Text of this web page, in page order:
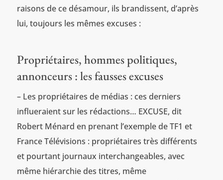
raisons de ce désamour, ils brandissent, d’après
lui, toujours les mêmes excuses :
Propriétaires, hommes politiques,
annonceurs : les fausses excuses
– Les propriétaires de médias : ces derniers
influeraient sur les rédactions… EXCUSE, dit
Robert Ménard en prenant l’exemple de TF1 et
France Télévisions : propriétaires très différents
et pourtant journaux interchangeables, avec
même hiérarchie des titres, même